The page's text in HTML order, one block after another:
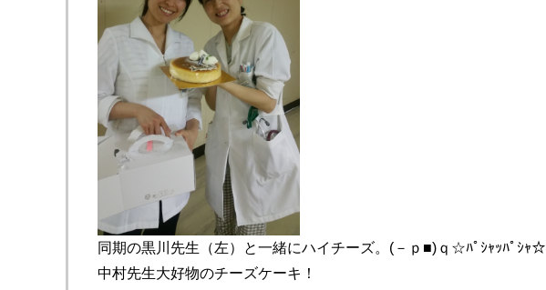
同期の黒川先生（左）と一緒にハイチーズ。(－ｐ■)ｑ☆ﾊﾟｼｬｯﾊﾟｼｬ☆
中村先生大好物のチーズケーキ！